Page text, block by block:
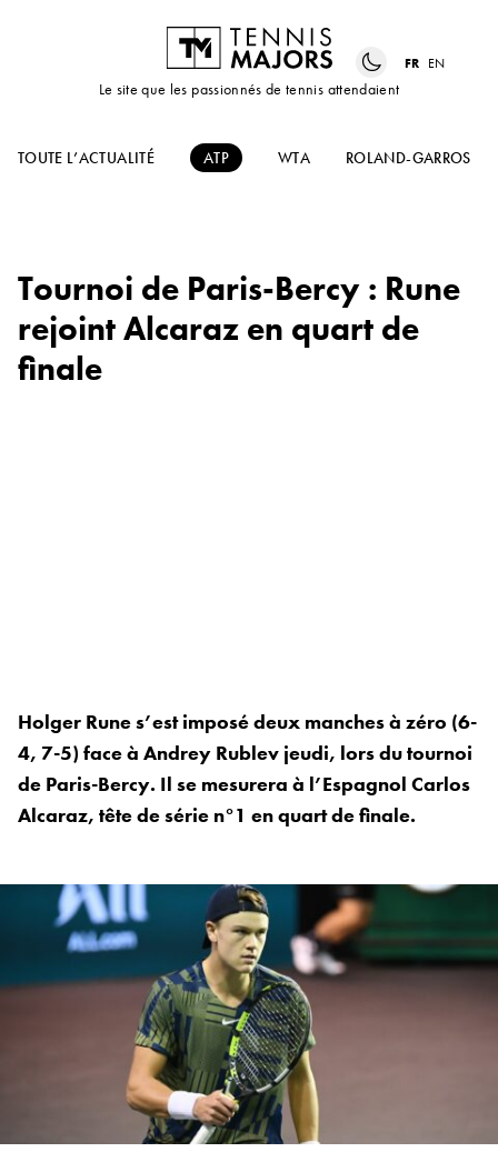
Le site que les passionnés de tennis attendaient
FR EN
TOUTE L’ACTUALITÉ ATP WTA ROLAND-GARROS
Tournoi de Paris-Bercy : Rune
rejoint Alcaraz en quart de
finale
Holger Rune s’est imposé deux manches à zéro (6-
4, 7-5) face à Andrey Rublev jeudi, lors du tournoi
de Paris-Bercy. Il se mesurera à l’Espagnol Carlos
Alcaraz, tête de série n°1 en quart de finale.